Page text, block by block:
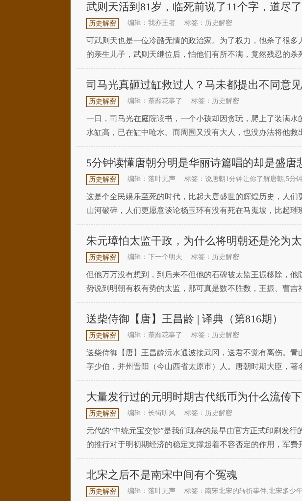
武则天活到81岁，临死前说了11个字，道尽
历史解密 编辑：我亦王者 标签：历史解密
可武则天也是一位冷酷无情的政治家。为了权力，他杀了很
的亲生儿子，武则天继位后，怕他们有所不满，竟然残忍的
后并发布退位诏书，这又是为什么呢？她刚入宫的时候，李
司马光真砸过缸救过人？马未都提出不同意
历史解密 编辑：荼靡花事了 标签：历史解密
一日，司马光在庭院读书，一个小孩却因贪玩，爬上了装满
水缸高，已在缸中呛水。而周围又没有大人，也没办法将他
生智，用石头砸破大缸，从而将孩子救了出来。司马光如此睿
5分钟读懂唐朝分明是华丽诗篇唱的却是盛唐
历史解密 编辑：落叶无声 标签：说唐朝1分钟让你了解唐朝,5分
这是个全民娱乐至死的时代，比起大唐盛世的辉煌历史，人
山河破碎，人们更愿意谈论杨玉环有没有死在马嵬坡，比起
情。但无论从哪个角度去看大唐，也丝毫不能抹煞它的繁华
朱元璋怕太监干政，为什么将明朝还是沦为
历史解密 编辑：下一个明天 标签：历史解密
但他万万没有想到，到后来不但他的石碑被太监王振移除，
势说到明朝有权有势的太监，那可真是数不胜数，王振、曹
瑾、魏忠贤的权势最为可怕。刘瑾是正德年间的太监，他的权
送柴侍御【唐】王昌龄 | 译典（第816期）
历史解密 编辑：荼靡花事了 标签：历史解密
送柴侍御【唐】王昌龄沅水通波接武冈，送君不觉有离伤。
字少伯，并州晋阳（今山西省太原市）人。唐朝时期大臣，
有“诗家夫子”“七绝圣手”之称。著有《王江宁集》六卷。
大量发行过的元明时期古代纸币为什么流传
历史解密 编辑：长街听风 标签：历史解密
元代的“中统元宝交钞”是我们现存的最早由官方正式印刷发
的推行对于明初期经济的稳定支撑起着不容否定的作用，军
弊端，忽必烈参照当年耶律楚材向太宗窝阔台所提的“印造交
北宋之后不是南宋中间有个冤魂
历史解密 编辑：落叶无声 标签：南宋北宋的转折事件,北宋多少